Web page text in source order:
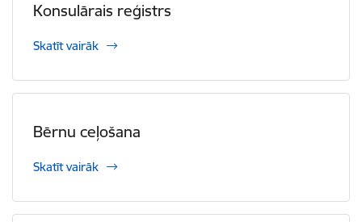
Konsulārais reģistrs
Skatīt vairāk
Bērnu ceļošana
Skatīt vairāk